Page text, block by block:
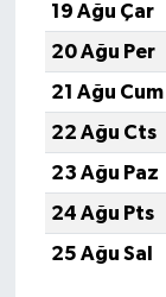
19 Ağu Çar
20 Ağu Per
21 Ağu Cum
22 Ağu Cts
23 Ağu Paz
24 Ağu Pts
25 Ağu Sal